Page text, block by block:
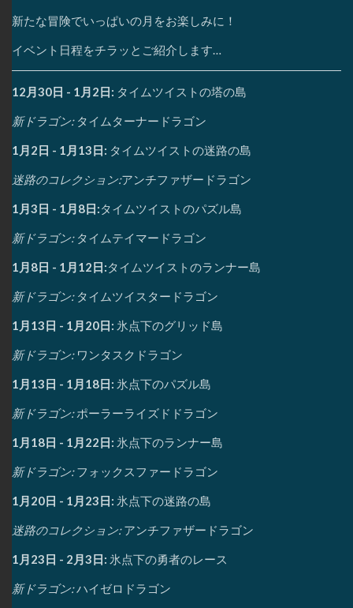
新たな冒険でいっぱいの月をお楽しみに！
イベント日程をチラッとご紹介します…
12月30日 - 1月2日: タイムツイストの塔の島
新ドラゴン:タイムターナードラゴン
1月2日 - 1月13日: タイムツイストの迷路の島
迷路のコレクション:アンチファザードラゴン
1月3日 - 1月8日:タイムツイストのパズル島
新ドラゴン:タイムテイマードラゴン
1月8日 - 1月12日:タイムツイストのランナー島
新ドラゴン:タイムツイスタードラゴン
1月13日 - 1月20日: 氷点下のグリッド島
新ドラゴン: ワンタスクドラゴン
1月13日 - 1月18日: 氷点下のパズル島
新ドラゴン:ポーラーライズドドラゴン
1月18日 - 1月22日: 氷点下のランナー島
新ドラゴン:フォックスファードラゴン
1月20日 - 1月23日: 氷点下の迷路の島
迷路のコレクション:アンチファザードラゴン
1月23日 - 2月3日: 氷点下の勇者のレース
新ドラゴン:ハイゼロドラゴン